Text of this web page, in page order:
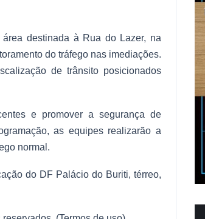
destinada à Rua do Lazer, na
do tráfego nas imediações.
de trânsito posicionados
e promover a segurança de
as equipes realizarão a
normal.
do DF Palácio do Buriti, térreo,